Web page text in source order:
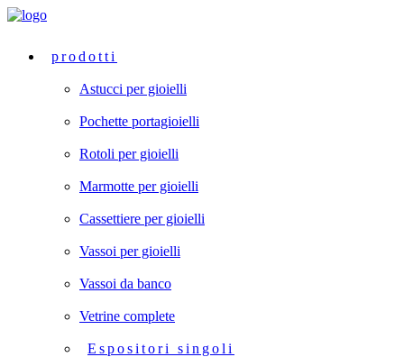
prodotti
Astucci per gioielli
Pochette portagioielli
Rotoli per gioielli
Marmotte per gioielli
Cassettiere per gioielli
Vassoi per gioielli
Vassoi da banco
Vetrine complete
Espositori singoli